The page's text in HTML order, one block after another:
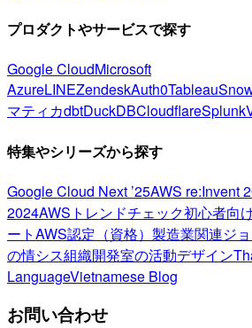
プロダクトやサービスで探す
Google CloudMicrosoft
AzureLINEZendeskAuth0Tableau
マティカdbtDuckDBCloudflareSplunk
特集やシリーズから探す
Google Cloud Next ’25AWS re:Invent
2024AWSトレンドチェック初心者向
ートAWS認定（資格） 製造業関連ジ
の情シス組織開発室の活動デザイン
LanguageVietnamese Blog
お問い合わせ